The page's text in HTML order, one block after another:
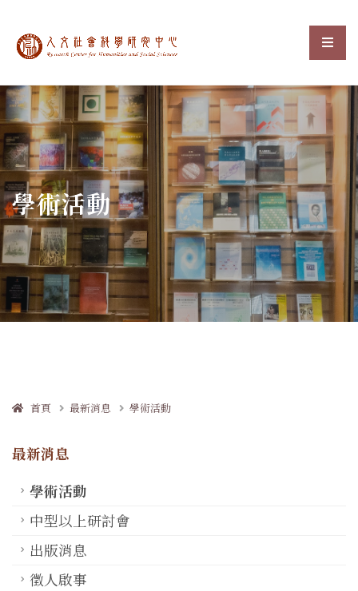
中央研究院人文社會科選
:::
學術活動
首頁 最新消息 學術活動
最新消息
學術活動
中型以上研討會
出版消息
徵人啟事